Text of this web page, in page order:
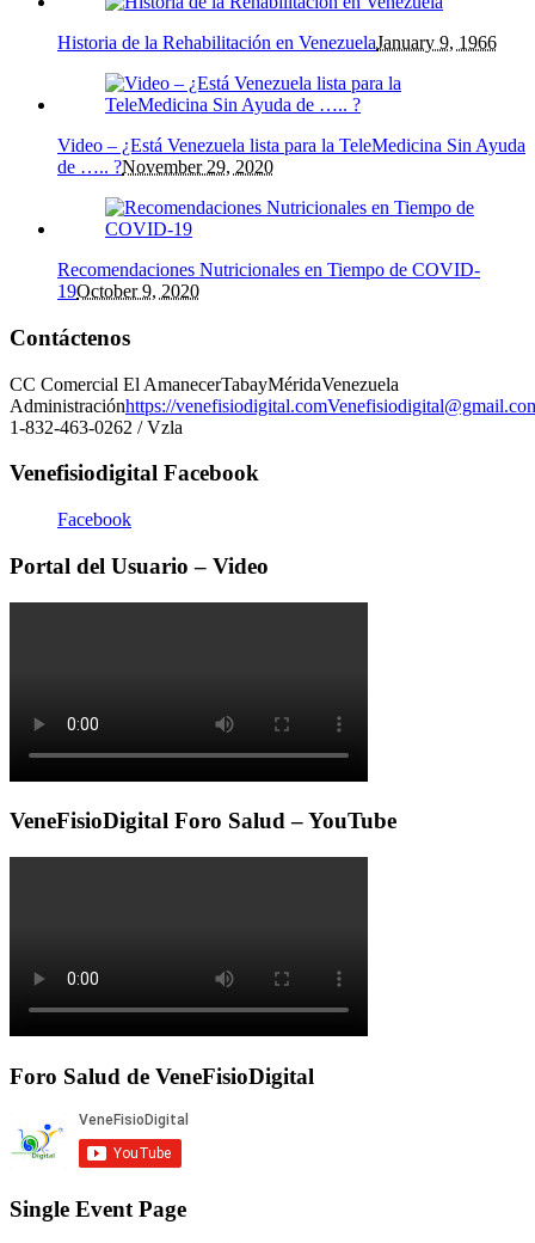
Historia de la Rehabilitación en VenezuelaJanuary 9, 1966
Video – ¿Está Venezuela lista para la TeleMedicina Sin Ayuda
de ….. ?November 29, 2020
Recomendaciones Nutricionales en Tiempo de COVID-
19October 9, 2020
Contáctenos
CC Comercial El AmanecerTabayMéridaVenezuela
Administraciónhttps://venefisiodigital.com
1-832-463-0262 / Vzla
Venefisiodigital Facebook
Facebook
Portal del Usuario – Video
VeneFisioDigital Foro Salud – YouTube
Foro Salud de VeneFisioDigital
Single Event Page